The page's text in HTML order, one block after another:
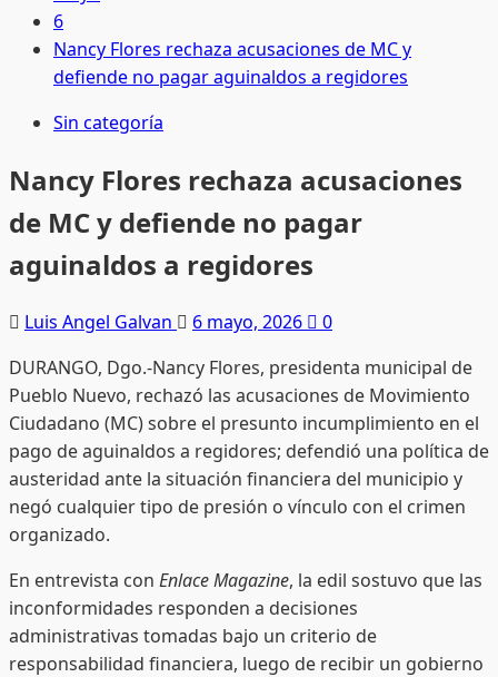
6
Nancy Flores rechaza acusaciones de MC y
defiende no pagar aguinaldos a regidores
Sin categoría
Nancy Flores rechaza acusaciones
de MC y defiende no pagar
aguinaldos a regidores
Luis Angel Galvan 6 mayo, 2026
0
DURANGO, Dgo.-Nancy Flores, presidenta municipal de
Pueblo Nuevo, rechazó las acusaciones de Movimiento
Ciudadano (MC) sobre el presunto incumplimiento en el
pago de aguinaldos a regidores; defendió una política de
austeridad ante la situación financiera del municipio y
negó cualquier tipo de presión o vínculo con el crimen
organizado.
En entrevista con Enlace Magazine, la edil sostuvo que las
inconformidades responden a decisiones
administrativas tomadas bajo un criterio de
responsabilidad financiera, luego de recibir un gobierno